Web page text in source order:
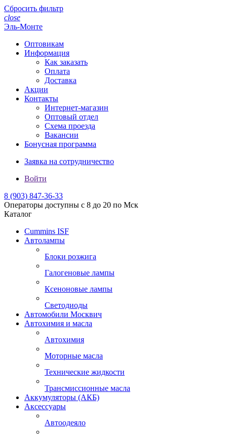
Сбросить фильтр
close
Эль-Монте
Оптовикам
Информация
Как заказать
Оплата
Доставка
Акции
Контакты
Интернет-магазин
Оптовый отдел
Схема проезда
Вакансии
Бонусная программа
Заявка на сотрудничество
Войти
8 (903) 847-36-33
Операторы доступны с 8 до 20 по Мск
Каталог
Cummins ISF
Автолампы
Блоки розжига
Галогеновые лампы
Ксеноновые лампы
Светодиоды
Автомобили Москвич
Автохимия и масла
Автохимия
Моторные масла
Технические жидкости
Трансмиссионные масла
Аккумуляторы (АКБ)
Аксессуары
Автоодеяло